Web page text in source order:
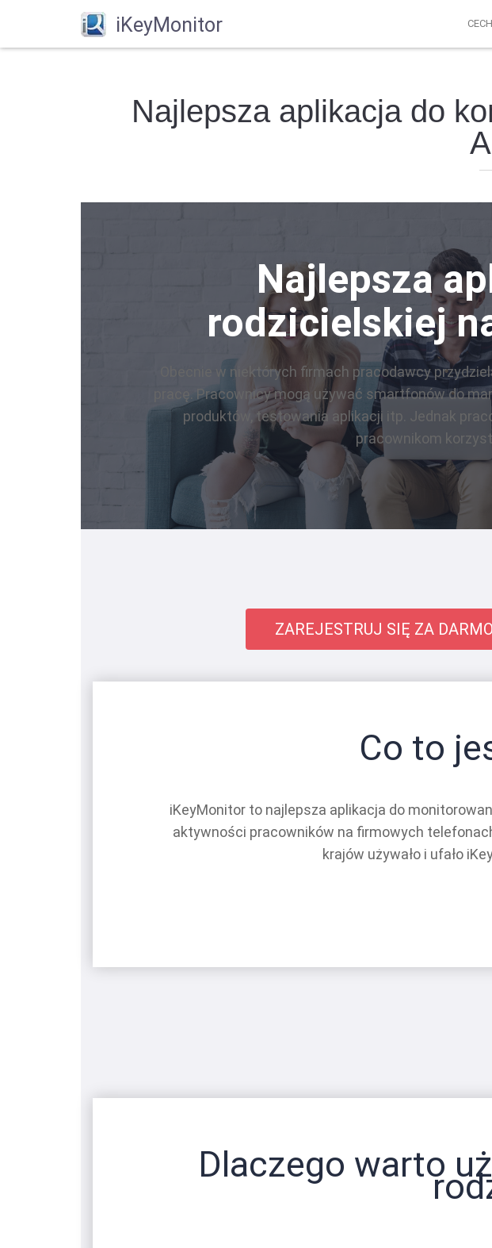
iKeyMonitor
Najlepsza aplikacja do
Najlepsza
rodzicielskiej
Obecnie w niektórych firmach pracodawcy
pracę. Pracownicy mogą używać smartfonów do
produktów, testowania aplikacji itp. Jednak
pracownikom
ZAREJESTRUJ SIĘ ZA DARMO
Co to
iKeyMonitor to najlepsza aplikacja do
aktywności pracowników na firmowych
krajów używało i ufało
Dlaczego warto